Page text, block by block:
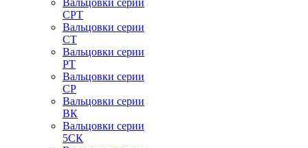
Вальцовки серии
СРТ
Вальцовки серии
СТ
Вальцовки серии
РТ
Вальцовки серии
СР
Вальцовки серии
ВК
Вальцовки серии
5СК